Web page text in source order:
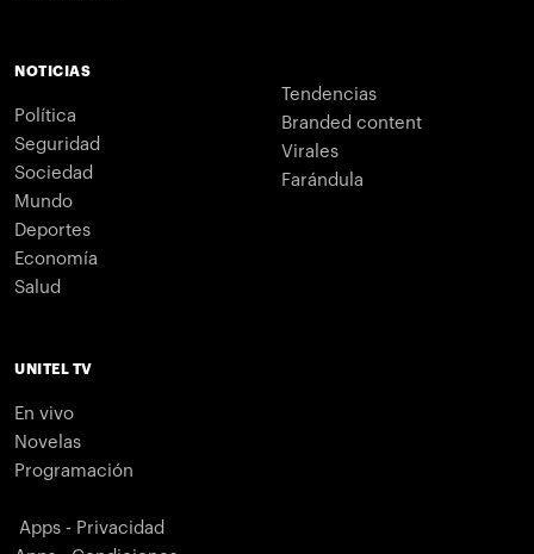
NOTICIAS
Política
Seguridad
Sociedad
Mundo
Deportes
Economía
Salud
Tendencias
Branded content
Virales
Farándula
UNITEL TV
En vivo
Novelas
Programación
Apps - Privacidad